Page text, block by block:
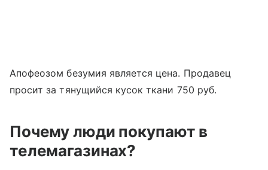
Апофеозом безумия является цена. Продавец
просит за тянущийся кусок ткани 750 руб.
Почему люди покупают в
телемагазинах?